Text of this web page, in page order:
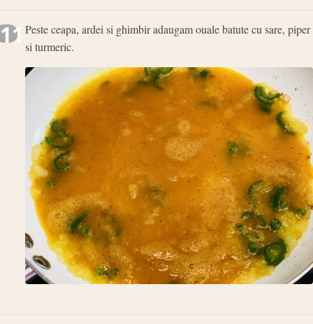
11 Peste ceapa, ardei si ghimbir adaugam ouale batute cu sare, piper
si turmeric.